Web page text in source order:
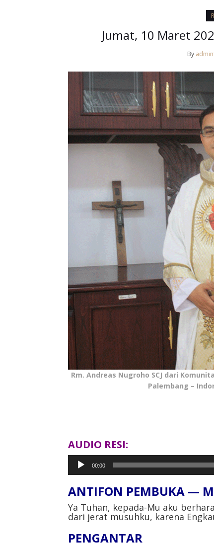
Jumat, 10 Maret
By
Rm. Andreas Nugroho SCJ dari
Palembang –
AUDIO RESI:
Pemutar
Audio
00:00
ANTIFON PEMBUKA —
Ya Tuhan, kepada-Mu aku
dari jerat musuhku, karena
PENGANTAR⁣